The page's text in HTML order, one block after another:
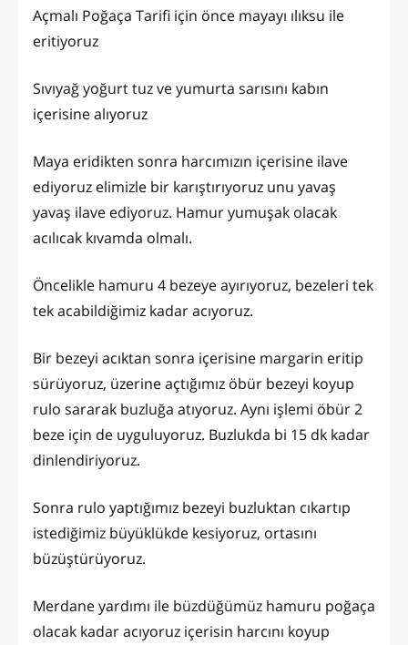
Açmalı Poğaça Tarifi için önce mayayı ılıksu ile
eritiyoruz
Sıvıyağ yoğurt tuz ve yumurta sarısını kabın
içerisine alıyoruz
Maya eridikten sonra harcımızın içerisine ilave
ediyoruz elimizle bir karıştırıyoruz unu yavaş
yavaş ilave ediyoruz. Hamur yumuşak olacak
acılıcak kıvamda olmalı.
Öncelikle hamuru 4 bezeye ayırıyoruz, bezeleri tek
tek acabildiğimiz kadar acıyoruz.
Bir bezeyi acıktan sonra içerisine margarin eritip
sürüyoruz, üzerine açtığımız öbür bezeyi koyup
rulo sararak buzluğa atıyoruz. Aynı işlemi öbür 2
beze için de uyguluyoruz. Buzlukda bi 15 dk kadar
dinlendiriyoruz.
Sonra rulo yaptığımız bezeyi buzluktan cıkartıp
istediğimiz büyüklükde kesiyoruz, ortasını
büzüştürüyoruz.
Merdane yardımı ile büzdüğümüz hamuru poğaça
olacak kadar acıyoruz içerisin harcını koyup